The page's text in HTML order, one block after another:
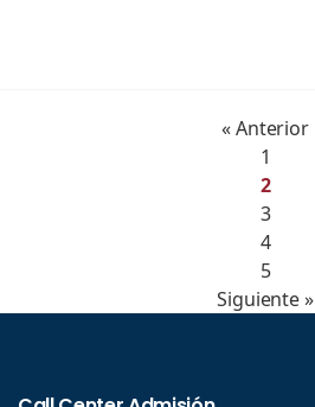
« Anterior
1
2
3
4
5
Siguiente »